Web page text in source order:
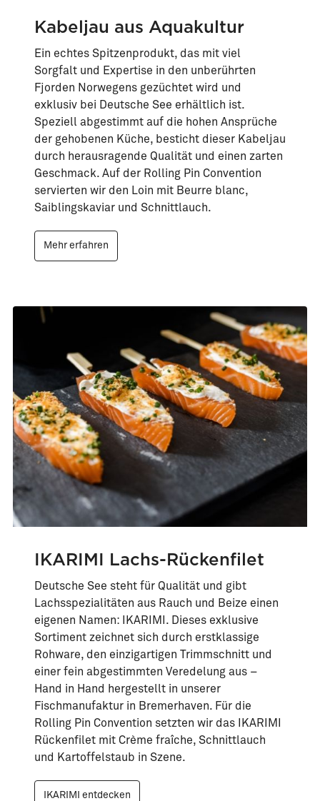
Kabeljau aus Aquakultur
Ein echtes Spitzenprodukt, das mit viel
Sorgfalt und Expertise in den unberührten
Fjorden Norwegens gezüchtet wird und
exklusiv bei Deutsche See erhältlich ist.
Speziell abgestimmt auf die hohen Ansprüche
der gehobenen Küche, besticht dieser Kabeljau
durch herausragende Qualität und einen zarten
Geschmack. Auf der Rolling Pin Convention
servierten wir den Loin mit Beurre blanc,
Saiblingskaviar und Schnittlauch.
Mehr erfahren
IKARIMI Lachs-Rückenfilet
Deutsche See steht für Qualität und gibt
Lachsspezialitäten aus Rauch und Beize einen
eigenen Namen: IKARIMI. Dieses exklusive
Sortiment zeichnet sich durch erstklassige
Rohware, den einzigartigen Trimmschnitt und
einer fein abgestimmten Veredelung aus –
Hand in Hand hergestellt in unserer
Fischmanufaktur in Bremerhaven. Für die
Rolling Pin Convention setzten wir das IKARIMI
Rückenfilet mit Crème fraîche, Schnittlauch
und Kartoffelstaub in Szene.
IKARIMI entdecken